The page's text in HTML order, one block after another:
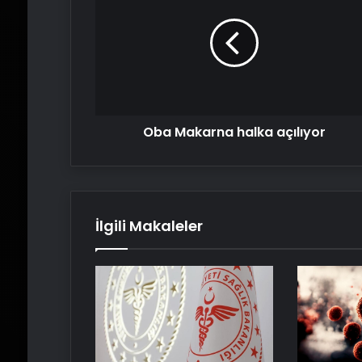
Oba Makarna halka açılıyor
İlgili Makaleler